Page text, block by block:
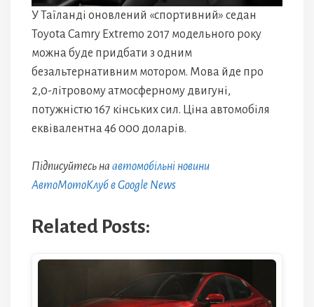
У Таїланді оновлений «спортивний» седан
Toyota Camry Extremo 2017 модельного року
можна буде придбати з одним
безальтернативним мотором. Мова йде про
2,0-літровому атмосферному двигуні,
потужністю 167 кінських сил. Ціна автомобіля
еквівалентна 46 000 доларів.
Підписуйтесь на автомобільні новини
АвтоМотоКлуб в Google News
Related Posts: